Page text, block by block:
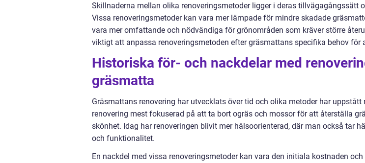
Skillnaderna mellan olika renoveringsmetoder ligger i deras tillvägagångssätt
Vissa renoveringsmetoder kan vara mer lämpade för mindre skadade
vara mer omfattande och nödvändiga för grönområden som kräver större
viktigt att anpassa renoveringsmetoden efter gräsmattans specifika behov för
Historiska för- och nackdelar med
gräsmatta
Gräsmattans renovering har utvecklats över tid och olika metoder har uppstått
renovering mest fokuserad på att ta bort ogräs och mossor för att återställa
skönhet. Idag har renoveringen blivit mer hälsoorienterad, där man också tar
och funktionalitet.
En nackdel med vissa renoveringsmetoder kan vara den initiala kostnaden